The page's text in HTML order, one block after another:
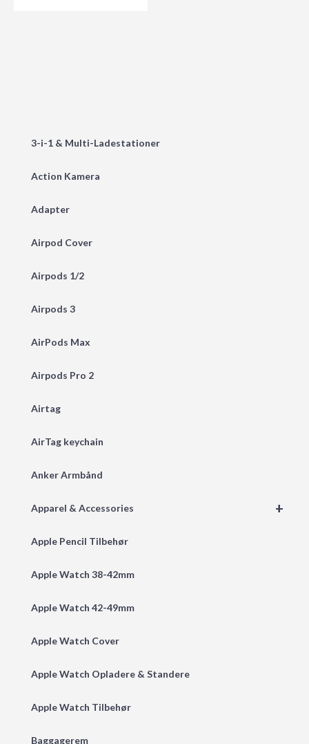
3-i-1 & Multi-Ladestationer
Action Kamera
Adapter
Airpod Cover
Airpods 1/2
Airpods 3
AirPods Max
Airpods Pro 2
Airtag
AirTag keychain
Anker Armbånd
+
Apparel & Accessories
Apple Pencil Tilbehør
Apple Watch 38-42mm
Apple Watch 42-49mm
Apple Watch Cover
Apple Watch Opladere & Standere
Apple Watch Tilbehør
Baggagerem